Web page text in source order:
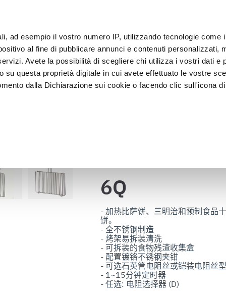
ad esempio il vostro numero IP, utilizzando tecnologie come
al fine di pubblicare annunci e contenuti personalizzati,
Avete la possibilità di scegliere chi utilizza i vostri dati e
questa proprietà digitale in cui avete effettuato le vostre
dalla Dichiarazione sui cookie o facendo clic sull'icona
cookie.
del servizio richiesto, per personalizzare contenuti ed
Condividiamo inoltre informazioni sul modo in cui l’utente
pubblicità e social media, i quali potrebbero combinarle
客户
急速冷却器 食陈列
6Q
- 加热比萨饼、三明治和预制食品
饼。
- 全不锈钢制造
- 烤架易拆装清洗
- 可拆装的食物残渣收集盒
- 配置镀铬不锈钢夹钳
- 可选石英管电阻丝或铠装电阻丝型
- 1~15分钟定时器
- 任选: 电阻选择器 (D)